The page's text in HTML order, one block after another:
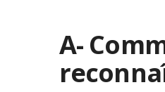
A-